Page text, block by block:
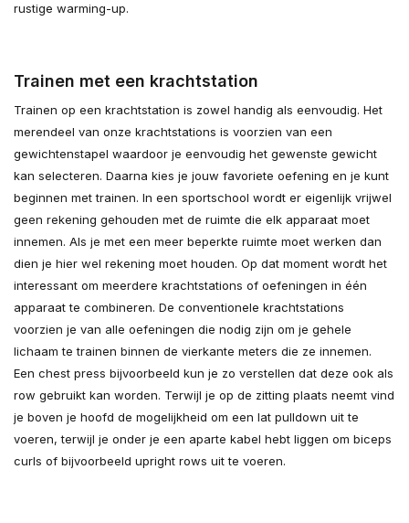
rustige warming-up.
Trainen met een krachtstation
Trainen op een krachtstation is zowel handig als eenvoudig. Het
merendeel van onze krachtstations is voorzien van een
gewichtenstapel waardoor je eenvoudig het gewenste gewicht
kan selecteren. Daarna kies je jouw favoriete oefening en je kunt
beginnen met trainen. In een sportschool wordt er eigenlijk vrijwel
geen rekening gehouden met de ruimte die elk apparaat moet
innemen. Als je met een meer beperkte ruimte moet werken dan
dien je hier wel rekening moet houden. Op dat moment wordt het
interessant om meerdere krachtstations of oefeningen in één
apparaat te combineren. De conventionele krachtstations
voorzien je van alle oefeningen die nodig zijn om je gehele
lichaam te trainen binnen de vierkante meters die ze innemen.
Een chest press bijvoorbeeld kun je zo verstellen dat deze ook als
row gebruikt kan worden. Terwijl je op de zitting plaats neemt vind
je boven je hoofd de mogelijkheid om een lat pulldown uit te
voeren, terwijl je onder je een aparte kabel hebt liggen om biceps
curls of bijvoorbeeld upright rows uit te voeren.